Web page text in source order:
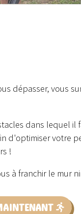
dépasser, vous
dans lequel il
d'optimiser votre
!
à franchir le mur